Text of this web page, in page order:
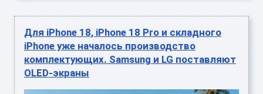
Для iPhone 18, iPhone 18 Pro и складного
iPhone уже началось производство
комплектующих. Samsung и LG поставляют
OLED-экраны